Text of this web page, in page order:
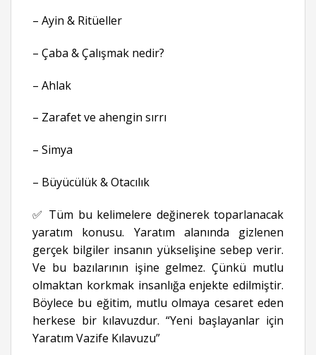
– Ayin & Ritüeller
– Çaba & Çalışmak nedir?
– Ahlak
– Zarafet ve ahengin sırrı
– Simya
– Büyücülük & Otacılık
✅ Tüm bu kelimelere değinerek toparlanacak
yaratım konusu. Yaratım alanında gizlenen
gerçek bilgiler insanın yükselişine sebep verir.
Ve bu bazılarının işine gelmez. Çünkü mutlu
olmaktan korkmak insanlığa enjekte edilmiştir.
Böylece bu eğitim, mutlu olmaya cesaret eden
herkese bir kılavuzdur. “Yeni başlayanlar için
Yaratım Vazife Kılavuzu”